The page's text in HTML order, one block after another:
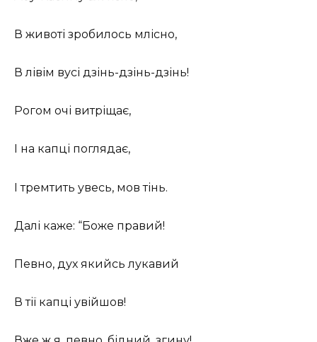
В животі зробилось млісно,
В лівім вусі дзінь-дзінь-дзінь!
Рогом очі витріщає,
І на капці поглядає,
І тремтить увесь, мов тінь.
Далі каже: “Боже правий!
Певно, дух якийсь лукавий
В тії капці увійшов!